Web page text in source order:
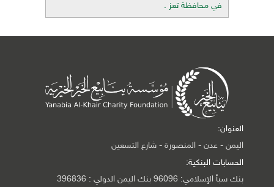
في محافظة تعز .
العنوان:
اليمن - عدن - المنصورة - شارع التسعين
الحسابات البنكية:
بنك سبأ الإسلامي: 96096 بنك اليمن الدولي : 396836